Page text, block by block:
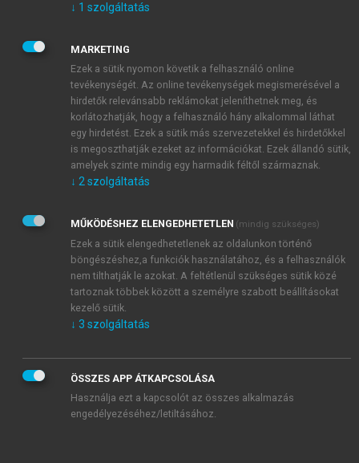
JELSZÓ
JELSZÓ ÚJRA
Kérek értesítést a MeRSZ újdonságairól, akcióiról.
Kérek értesítést az Akadémiai Kiadó Zrt. újdonságairól,
Adatkezelési tájékoztatóbanfoglaltakat tudomásul
veszem és elfogadom.
Általános vásárlási feltételeket, valamint a szotar.netés a
mersz.huoldalak licencszerződéseiben foglaltakat
tudomásul veszem és elfogadom.
KIPRÓBÁLOM
↓ 1 szolgáltatás
MARKETING
Ezek a sütik nyomon követik a felhasználó online
tevékenységét. Az online tevékenységek megismerésével a
hirdetők relevánsabb reklámokat jeleníthetnek meg, és
korlátozhatják, hogy a felhasználó hány alkalommal láthat
egy hirdetést. Ezek a sütik más szervezetekkel és hirdetőkkel
is megoszthatják ezeket az információkat. Ezek állandó sütik,
amelyek szinte mindig egy harmadik féltől származnak.
↓ 2 szolgáltatás
MŰKÖDÉSHEZ ELENGEDHETETLEN (mindig szükséges)
Ezek a sütik elengedhetetlenek az oldalunkon történő
böngészéshez,a funkciók használatához, és a felhasználók
nem tilthatják le azokat. A feltétlenül szükséges sütik közé
tartoznak többek között a személyre szabott beállításokat
kezelő sütik.
↓ 3 szolgáltatás
ÖSSZES APP ÁTKAPCSOLÁSA
Használja ezt a kapcsolót az összes alkalmazás
engedélyezéséhez/letiltásához.